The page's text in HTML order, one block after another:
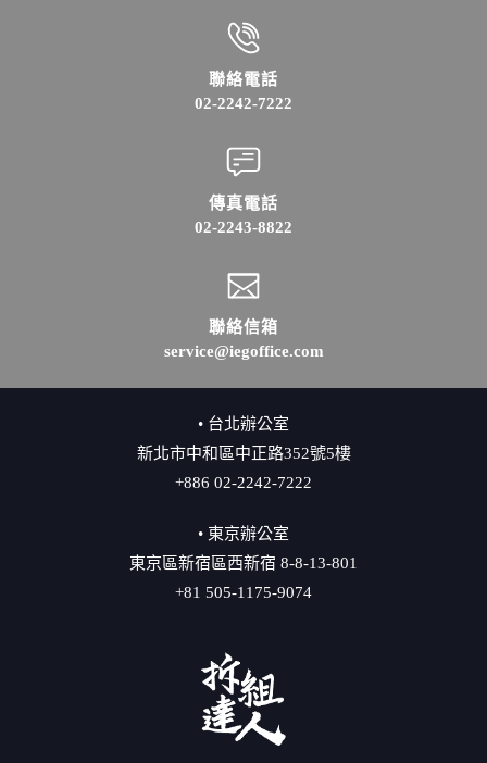
聯絡電話
02-2242-7222
傳真電話
02-2243-8822
聯絡信箱
service@iegoffice.com
• 台北辦公室
新北市中和區中正路352號5樓
+886 02-2242-7222
• 東京辦公室
東京區新宿區西新宿 8-8-13-801
+81 505-1175-9074